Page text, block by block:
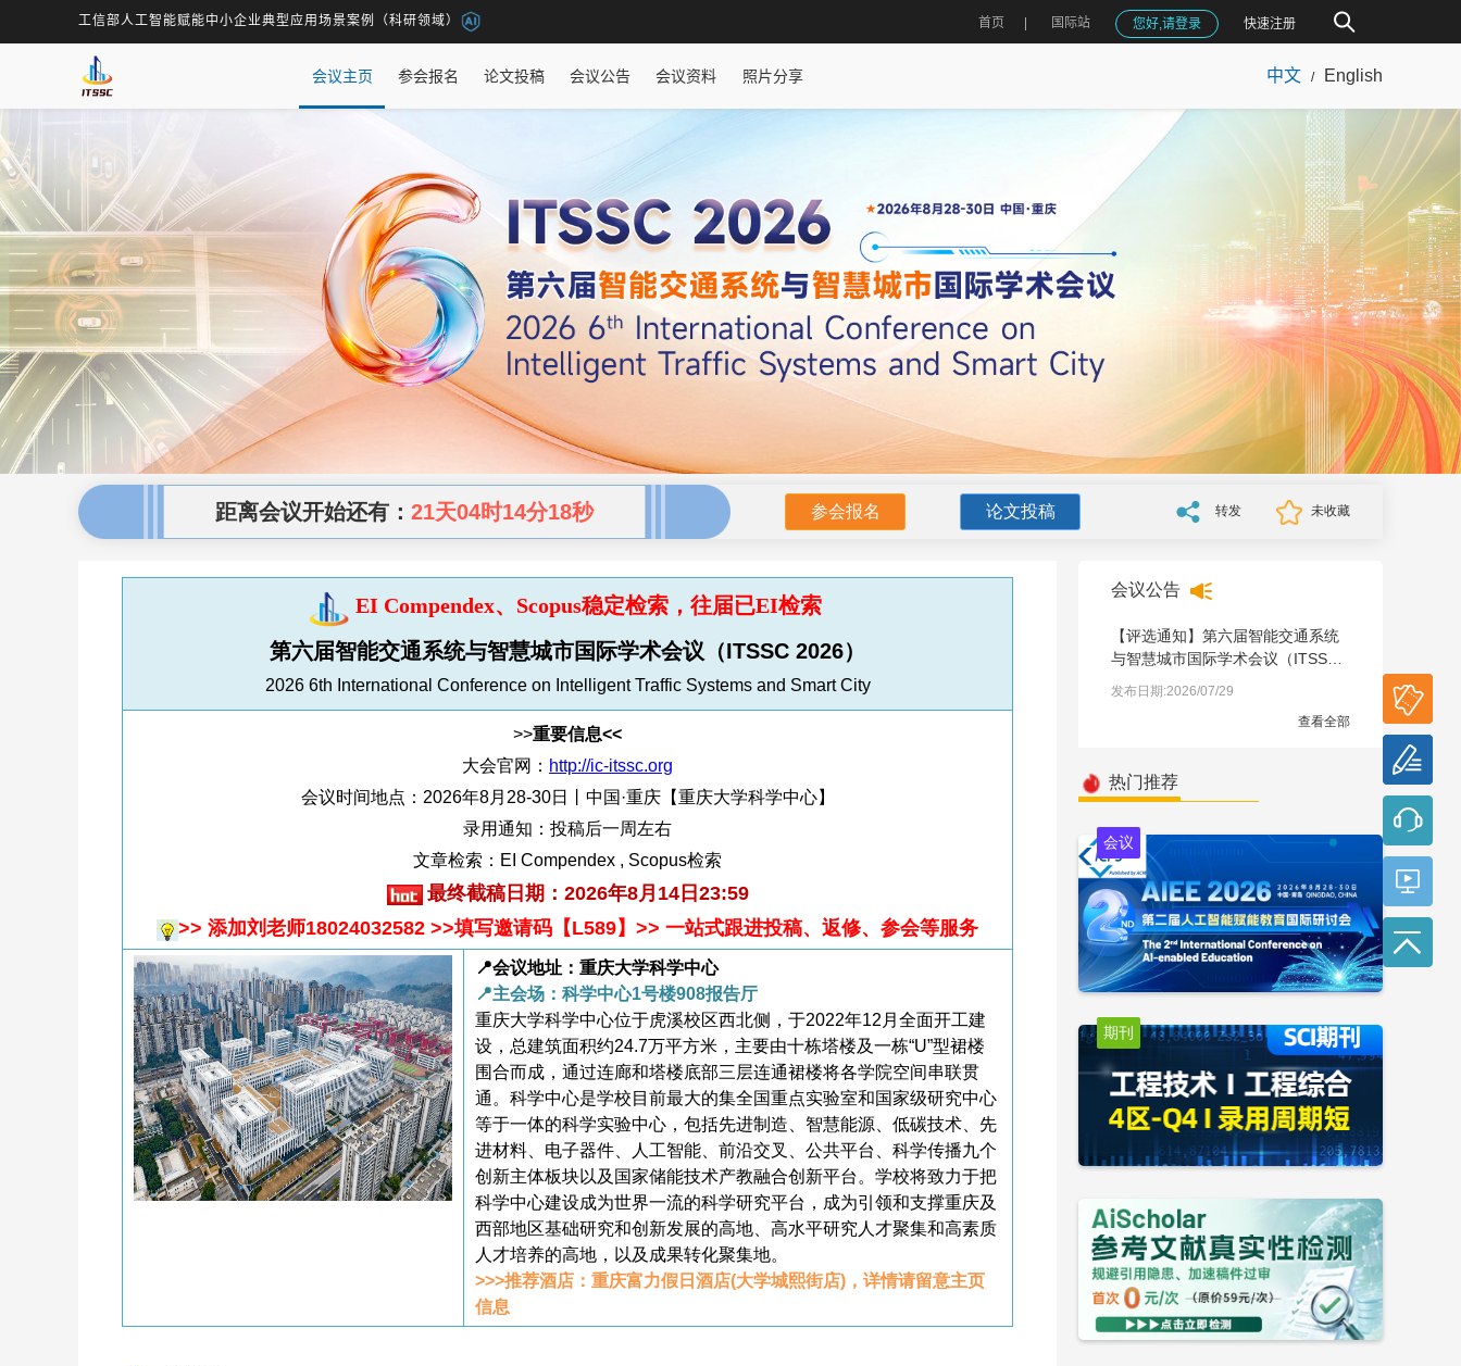
工信部人工智能赋能中小企业典型应用场景案例（科研领域） 首页 国际站 您好,请登录 快速注册
会议主页 参会报名 论文投稿 会议公告 会议资料 照片分享 中文 / English
距离会议开始还有： 21天04时14分17秒 参会报名 论文投稿 转发 未收藏
EI Compendex、Scopus稳定检索，往届已EI检索
第六届智能交通系统与智慧城市国际学术会议（ITSSC 2026）
2026 6th International Conference on Intelligent Traffic Systems and Smart City
>>重要信息<<
大会官网： http://ic-itssc.org
会议时间地点：2026年8月28-30日丨中国·重庆【重庆大学科学中心】
录用通知：投稿后一周左右
文章检索：EI Compendex , Scopus检索
最终截稿日 期：2026年8月14日23:59
>> 添加刘老师18024032582 >>填写邀请码【L589】>> 一站式跟进投稿、返修、参会等服务
📍会议地址：重庆大学科学中心
📍主会场：科学中心1号楼908报告厅
重庆大学科学中心位于虎溪校区西北侧，于2022年12月全面开工建
设，总建筑面积约24.7万平方米，主要由十栋塔楼及一栋“U”型裙楼
围合而成，通过连廊和塔楼底部三层连通裙楼将各学院空间串联贯
通。科学中心是学校目前最大的集全国重点实验室和国家级研究中心
等于一体的科学实验中心，包括先进制造、智慧能源、低碳技术、先
进材料、电子器件、人工智能、前沿交叉、公共平台、科学传播九个
创新主体板块以及国家储能技术产教融合创新平台。学校将致力于把
科学中心建设成为世界一流的科学研究平台，成为引领和支撑重庆及
西部地区基础研究和创新发展的高地、高水平研究人才聚集和高素质
人才培养的高地，以及成果转化聚集地。
>>>推荐酒店：重庆富力假日酒店(大学城熙街店)，详情请留意主页
信息
会议公告
【评选通知】第六届智能交通系统
与智慧城市国际学术会议（ITSSC
2026）
发布日期:2026/07/29
查看全部
热门推荐
会议
期刊
参会
报名
论文
投稿